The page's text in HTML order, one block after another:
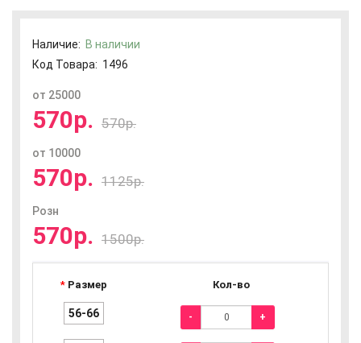
Наличие: В наличии
Код Товара: 1496
от 25000
570р. 570р.
от 10000
570р. 1125р.
Розн
570р. 1500р.
Размер Кол-во
56-66 - +